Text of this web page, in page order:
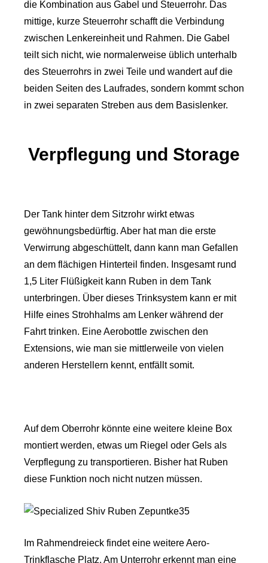
die Kombination aus Gabel und Steuerrohr. Das
mittige, kurze Steuerrohr schafft die Verbindung
zwischen Lenkereinheit und Rahmen. Die Gabel
teilt sich nicht, wie normalerweise üblich unterhalb
des Steuerrohrs in zwei Teile und wandert auf die
beiden Seiten des Laufrades, sondern kommt schon
in zwei separaten Streben aus dem Basislenker.
Verpflegung und Storage
Der Tank hinter dem Sitzrohr wirkt etwas
gewöhnungsbedürftig. Aber hat man die erste
Verwirrung abgeschüttelt, dann kann man Gefallen
an dem flächigen Hinterteil finden. Insgesamt rund
1,5 Liter Flüßigkeit kann Ruben in dem Tank
unterbringen. Über dieses Trinksystem kann er mit
Hilfe eines Strohhalms am Lenker während der
Fahrt trinken. Eine Aerobottle zwischen den
Extensions, wie man sie mittlerweile von vielen
anderen Herstellern kennt, entfällt somit.
Auf dem Oberrohr könnte eine weitere kleine Box
montiert werden, etwas um Riegel oder Gels als
Verpflegung zu transportieren. Bisher hat Ruben
diese Funktion noch nicht nutzen müssen.
Im Rahmendreieck findet eine weitere Aero-
Trinkflasche Platz. Am Unterrohr erkennt man eine